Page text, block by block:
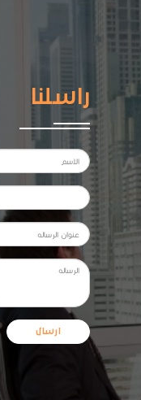
راسلنا
ارسال